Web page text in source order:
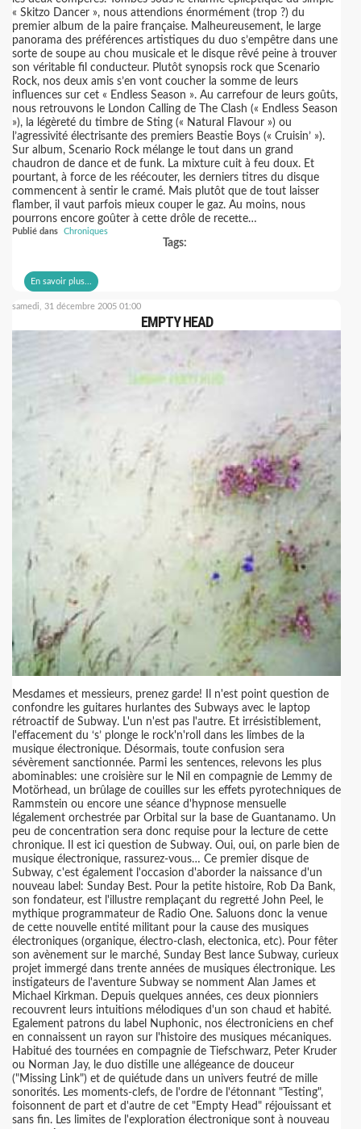
« Skitzo Dancer », nous attendions énormément (trop ?) du
premier album de la paire française. Malheureusement, le large
panorama des préférences artistiques du duo s’empêtre dans une
sorte de soupe au chou musicale et le disque rêvé peine à trouver
son véritable fil conducteur. Plutôt synopsis rock que Scenario
Rock, nos deux amis s’en vont coucher la somme de leurs
influences sur cet « Endless Season ». Au carrefour de leurs goûts,
nous retrouvons le London Calling de The Clash (« Endless Season
»), la légèreté du timbre de Sting (« Natural Flavour ») ou
l’agressivité électrisante des premiers Beastie Boys (« Cruisin’ »).
Sur album, Scenario Rock mélange le tout dans un grand
chaudron de dance et de funk. La mixture cuit à feu doux. Et
pourtant, à force de les réécouter, les derniers titres du disque
commencent à sentir le cramé. Mais plutôt que de tout laisser
flamber, il vaut parfois mieux couper le gaz. Au moins, nous
pourrons encore goûter à cette drôle de recette…
Publié dans Chroniques
Tags:
En savoir plus...
samedi, 31 décembre 2005 01:00
EMPTY HEAD
Mesdames et messieurs, prenez garde! Il n'est point question de
confondre les guitares hurlantes des Subways avec le laptop
rétroactif de Subway. L'un n'est pas l'autre. Et irrésistiblement,
l'effacement du ‘s’ plonge le rock'n'roll dans les limbes de la
musique électronique. Désormais, toute confusion sera
sévèrement sanctionnée. Parmi les sentences, relevons les plus
abominables: une croisière sur le Nil en compagnie de Lemmy de
Motörhead, un brûlage de couilles sur les effets pyrotechniques de
Rammstein ou encore une séance d'hypnose mensuelle
légalement orchestrée par Orbital sur la base de Guantanamo. Un
peu de concentration sera donc requise pour la lecture de cette
chronique. Il est ici question de Subway. Oui, oui, on parle bien de
musique électronique, rassurez-vous… Ce premier disque de
Subway, c'est également l'occasion d'aborder la naissance d'un
nouveau label: Sunday Best. Pour la petite histoire, Rob Da Bank,
son fondateur, est l'illustre remplaçant du regretté John Peel, le
mythique programmateur de Radio One. Saluons donc la venue
de cette nouvelle entité militant pour la cause des musiques
électroniques (organique, électro-clash, electonica, etc). Pour fêter
son avènement sur le marché, Sunday Best lance Subway, curieux
projet immergé dans trente années de musiques électronique. Les
instigateurs de l'aventure Subway se nomment Alan James et
Michael Kirkman. Depuis quelques années, ces deux pionniers
recouvrent leurs intuitions mélodiques d'un son chaud et habité.
Egalement patrons du label Nuphonic, nos électroniciens en chef
en connaissent un rayon sur l'histoire des musiques mécaniques.
Habitué des tournées en compagnie de Tiefschwarz, Peter Kruder
ou Norman Jay, le duo distille une allégeance de douceur
("Missing Link") et de quiétude dans un univers feutré de mille
sonorités. Les moments-clefs, de l'ordre de l'étonnant "Testing",
foisonnent de part et d'autre de cet "Empty Head" réjouissant et
sans fin. Les limites de l'exploration électronique sont à nouveau